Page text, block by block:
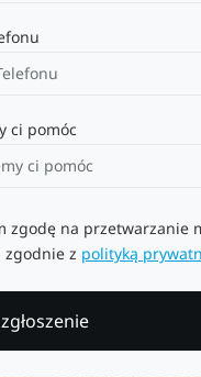
ci pomóc
zgodę na przetwarzanie
zgodnie z polityką